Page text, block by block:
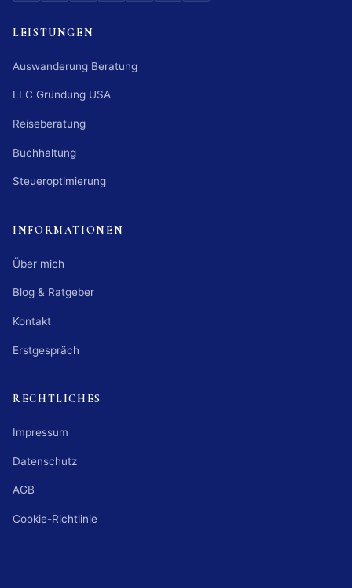
LEISTUNGEN
Auswanderung Beratung
LLC Gründung USA
Reiseberatung
Buchhaltung
Steueroptimierung
INFORMATIONEN
Über mich
Blog & Ratgeber
Kontakt
Erstgespräch
RECHTLICHES
Impressum
Datenschutz
AGB
Cookie-Richtlinie